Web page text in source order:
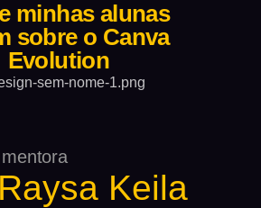
minhas alunas
sobre o Canva
Evolution
Keila